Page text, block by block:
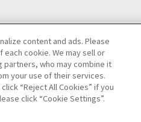
取り扱いに関する保護方針
スメントに対する基本的な対応方針
content and ads. Please
cookie. We may sell or
who may combine it
your use of their services.
“Reject All Cookies” if you
click “Cookie Settings”.